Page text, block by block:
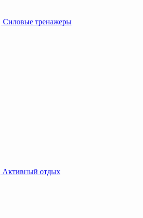
Силовые тренажеры
Активный отдых